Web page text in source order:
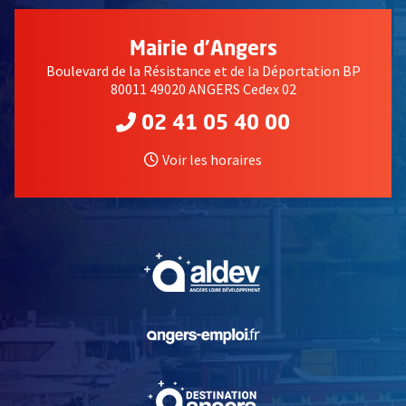
Mairie d'Angers
Boulevard de la Résistance et de la Déportation BP
80011 49020 ANGERS Cedex 02
02 41 05 40 00
Voir les horaires
, Ouvre une nouvelle